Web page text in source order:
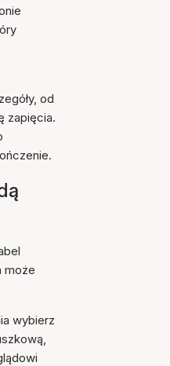
od
zapięcia.
może
wybierz